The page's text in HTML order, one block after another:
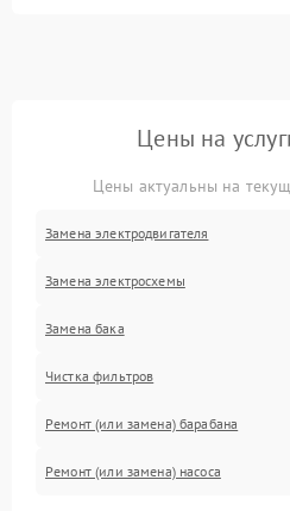
Цены на
Цены актуальны на
Замена электродвигателя
Замена электросхемы
Замена бака
Чистка фильтров
Ремонт (или замена) барабана
Ремонт (или замена) насоса